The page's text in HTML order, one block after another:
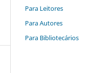
Para Leitores
Para Autores
Para Bibliotecários